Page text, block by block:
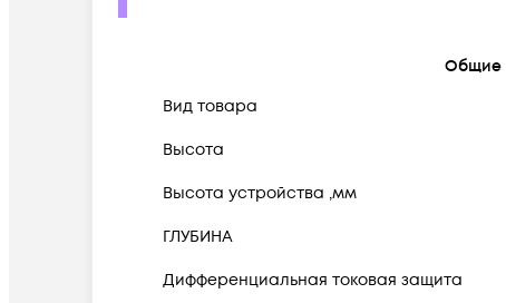
Общие
Вид товара
Высота
Высота устройства ,мм
ГЛУБИНА
Дифференциальная токовая защита